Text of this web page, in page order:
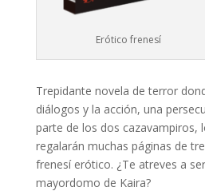
Erótico frenesí
Trepidante novela de terror
diálogos y la acción, una
parte de los dos cazavampiros,
regalarán muchas páginas de
frenesí erótico. ¿Te atreves a
mayordomo de Kaira?